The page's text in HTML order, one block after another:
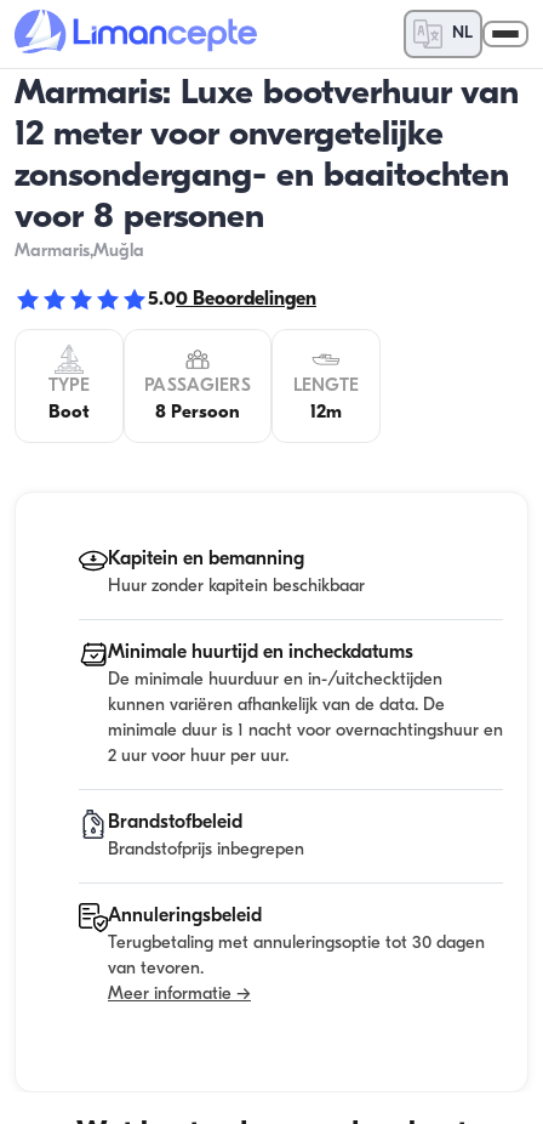
NL
Marmaris: Luxe bootverhuur van
12 meter voor onvergetelijke
zonsondergang- en baaitochten
voor 8 personen
Marmaris,Muğla
5.00 Beoordelingen
TYPE
Boot
PASSAGIERS
8 Persoon
LENGTE
12m
Kapitein en bemanning
Huur zonder kapitein beschikbaar
Minimale huurtijd en incheckdatums
De minimale huurduur en in-/uitchecktijden
kunnen variëren afhankelijk van de data. De
minimale duur is 1 nacht voor overnachtingshuur en
2 uur voor huur per uur.
Brandstofbeleid
Brandstofprijs inbegrepen
Annuleringsbeleid
Terugbetaling met annuleringsoptie tot 30 dagen
van tevoren.
Meer informatie →